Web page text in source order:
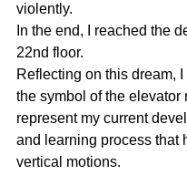
violently.
In the end, I reached the
22nd floor.
Reflecting on this dream,
the symbol of the elevator
represent my current
and learning process that
vertical motions.